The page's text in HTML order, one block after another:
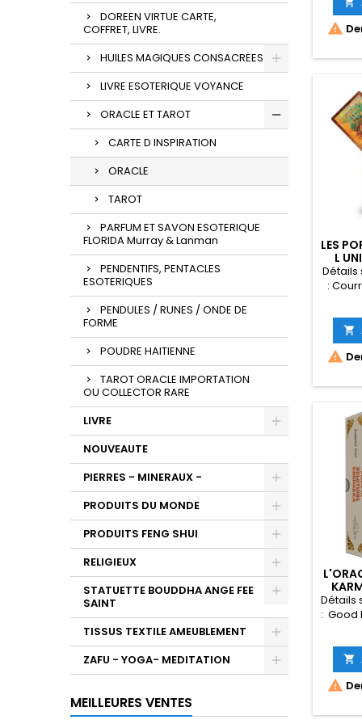
DOREEN VIRTUE CARTE,
COFFRET, LIVRE.
HUILES MAGIQUES CONSACREES
LIVRE ESOTERIQUE VOYANCE
ORACLE ET TAROT
CARTE D INSPIRATION
ORACLE
TAROT
PARFUM ET SAVON ESOTERIQUE
FLORIDA Murray & Lanman
PENDENTIFS, PENTACLES
ESOTERIQUES
PENDULES / RUNES / ONDE DE
FORME
POUDRE HAITIENNE
TAROT ORACLE IMPORTATION
OU COLLECTOR RARE
LIVRE
NOUVEAUTE
PIERRES - MINERAUX -
PRODUITS DU MONDE
PRODUITS FENG SHUI
RELIGIEUX
STATUETTE BOUDDHA ANGE FEE
SAINT
TISSUS TEXTILE AMEUBLEMENT
ZAFU - YOGA- MEDITATION
MEILLEURES VENTES
:

LES
L
Détails
:
2021)
:
: 408 g


Détails
: ‎ Good
2025)
Relié ‏ : ‎ 300 pages ISBN-10 ‏ :
:

